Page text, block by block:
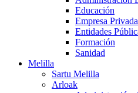
Educación
Empresa Privada
Entidades
Formación
Sanidad
Melilla
Sartu Melilla
Arloak